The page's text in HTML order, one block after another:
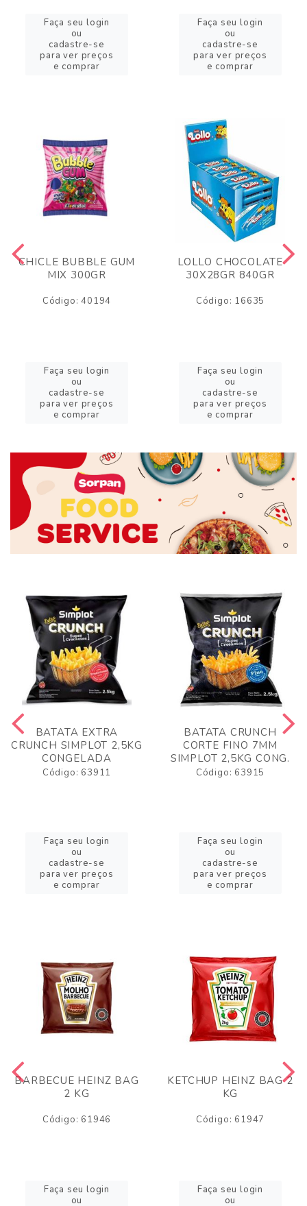
Faça seu login
ou
cadastre-se
para ver preços
e comprar
Faça seu login
ou
cadastre-se
para ver preços
e comprar
CHICLE BUBBLE GUM
MIX 300GR
Código: 40194
Faça seu login
ou
cadastre-se
para ver preços
e comprar
LOLLO CHOCOLATE
30X28GR 840GR
Código: 16635
Faça seu login
ou
cadastre-se
para ver preços
e comprar
BATATA EXTRA
CRUNCH SIMPLOT 2,5KG
CONGELADA
Código: 63911
Faça seu login
ou
cadastre-se
para ver preços
e comprar
BATATA CRUNCH
CORTE FINO 7MM
SIMPLOT 2,5KG CONG.
Código: 63915
Faça seu login
ou
cadastre-se
para ver preços
e comprar
BARBECUE HEINZ BAG
2 KG
Código: 61946
Faça seu login
ou
KETCHUP HEINZ BAG 2
KG
Código: 61947
Faça seu login
ou